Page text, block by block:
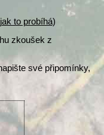
jak to probíhá)
zkoušek z
své připomínky,